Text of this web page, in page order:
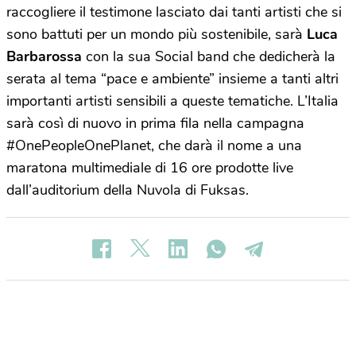
raccogliere il testimone lasciato dai tanti artisti che si
sono battuti per un mondo più sostenibile, sarà Luca
Barbarossa con la sua Social band che dedicherà la
serata al tema “pace e ambiente” insieme a tanti altri
importanti artisti sensibili a queste tematiche. L’Italia
sarà così di nuovo in prima fila nella campagna
#OnePeopleOnePlanet, che darà il nome a una
maratona multimediale di 16 ore prodotte live
dall’auditorium della Nuvola di Fuksas.